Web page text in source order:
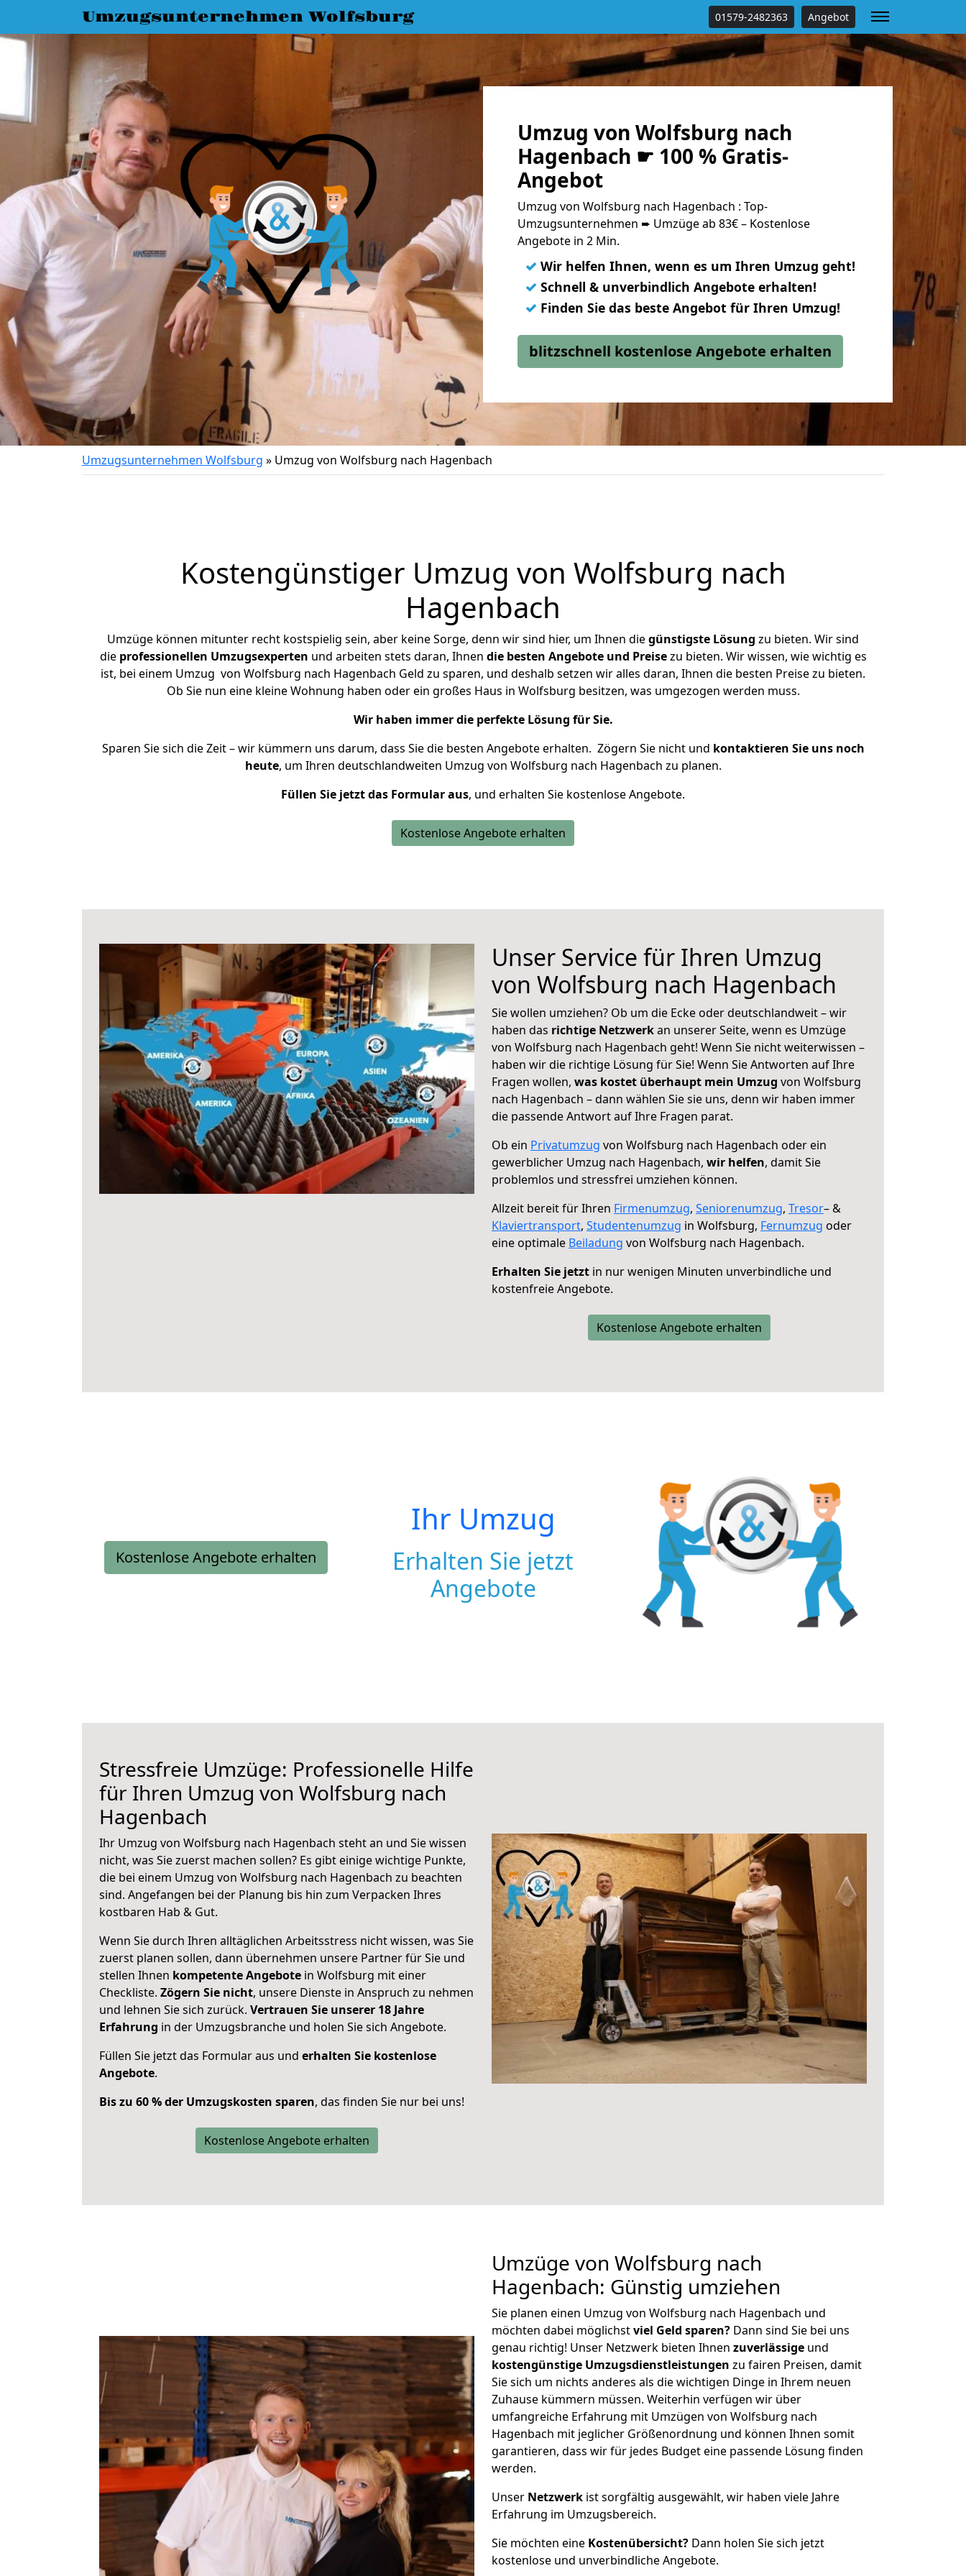
Umzugsunternehmen Wolfsburg 01579-2482363 Angebot
Umzug von Wolfsburg nach
Hagenbach ☛ 100 % Gratis-
Angebot
Umzug von Wolfsburg nach Hagenbach : Top-
Umzugsunternehmen ➨ Umzüge ab 83€ – Kostenlose
Angebote in 2 Min.
✓ Wir helfen Ihnen, wenn es um Ihren Umzug geht!
✓ Schnell & unverbindlich Angebote erhalten!
✓ Finden Sie das beste Angebot für Ihren Umzug!
blitzschnell kostenlose Angebote erhalten
Umzugsunternehmen Wolfsburg » Umzug von Wolfsburg nach Hagenbach
Kostengünstiger Umzug von Wolfsburg nach
Hagenbach
Umzüge können mitunter recht kostspielig sein, aber keine Sorge, denn wir sind hier, um Ihnen diegünstigste Lösung zu bieten. Wir sind
die professionellen Umzugsexperten und arbeiten stets daran, Ihnen die besten Angebote und Preisezu bieten. Wir wissen, wie wichtig es
ist, bei einem Umzug von Wolfsburg nach Hagenbach Geld zu sparen, und deshalb setzen wir alles daran, Ihnen die besten Preise zu bieten.
Ob Sie nun eine kleine Wohnung haben oder ein großes Haus in Wolfsburg besitzen, was umgezogen werden muss.
Wir haben immer die perfekte Lösung für Sie.
Sparen Sie sich die Zeit – wir kümmern uns darum, dass Sie die besten Angebote erhalten. Zögern Sie nicht und kontaktieren Sie uns noch
heute, um Ihren deutschlandweiten Umzug von Wolfsburg nach Hagenbach zu planen.
Füllen Sie jetzt das Formular aus, und erhalten Sie kostenlose Angebote.
Kostenlose Angebote erhalten
Unser Service für Ihren Umzug
von Wolfsburg nach Hagenbach
Sie wollen umziehen? Ob um die Ecke oder deutschlandweit – wir
haben das richtige Netzwerkan unserer Seite, wenn es Umzüge
von Wolfsburg nach Hagenbach geht! Wenn Sie nicht weiterwissen –
haben wir die richtige Lösung für Sie! Wenn Sie Antworten auf Ihre
Fragen wollen, was kostet überhaupt mein Umzug von Wolfsburg
nach Hagenbach – dann wählen Sie sie uns, denn wir haben immer
die passende Antwort auf Ihre Fragen parat.
Ob ein Privatumzug von Wolfsburg nach Hagenbach oder ein
gewerblicher Umzug nach Hagenbach, wir helfen, damit Sie
problemlos und stressfrei umziehen können.
Allzeit bereit für Ihren Firmenumzug, Seniorenumzug, Tresor– &
Klaviertransport, Studentenumzug in Wolfsburg, Fernumzug oder
eine optimale Beiladung von Wolfsburg nach Hagenbach.
Erhalten Sie jetzt in nur wenigen Minuten unverbindliche und
kostenfreie Angebote.
Kostenlose Angebote erhalten
Kostenlose Angebote erhalten
Ihr Umzug
Erhalten Sie jetzt
Angebote
Stressfreie Umzüge: Professionelle Hilfe
für Ihren Umzug von Wolfsburg nach
Hagenbach
Ihr Umzug von Wolfsburg nach Hagenbach steht an und Sie wissen
nicht, was Sie zuerst machen sollen? Es gibt einige wichtige Punkte,
die bei einem Umzug von Wolfsburg nach Hagenbach zu beachten
sind. Angefangen bei der Planung bis hin zum Verpacken Ihres
kostbaren Hab & Gut.
Wenn Sie durch Ihren alltäglichen Arbeitsstress nicht wissen, was Sie
zuerst planen sollen, dann übernehmen unsere Partner für Sie und
stellen Ihnen kompetente Angebote in Wolfsburg mit einer
Checkliste. Zögern Sie nicht, unsere Dienste in Anspruch zu nehmen
und lehnen Sie sich zurück. Vertrauen Sie unserer 18 Jahre
Erfahrung in der Umzugsbranche und holen Sie sich Angebote.
Füllen Sie jetzt das Formular aus und erhalten Sie kostenlose
Angebote.
Bis zu 60 % der Umzugskosten sparen, das finden Sie nur bei uns!
Kostenlose Angebote erhalten
Umzüge von Wolfsburg nach
Hagenbach: Günstig umziehen
Sie planen einen Umzug von Wolfsburg nach Hagenbach und
möchten dabei möglichstviel Geld sparen? Dann sind Sie bei uns
genau richtig! Unser Netzwerk bieten Ihnen zuverlässige und
kostengünstige Umzugsdienstleistungen zu fairen Preisen, damit
Sie sich um nichts anderes als die wichtigen Dinge in Ihrem neuen
Zuhause kümmern müssen. Weiterhin verfügen wir über
umfangreiche Erfahrung mit Umzügen von Wolfsburg nach
Hagenbach mit jeglicher Größenordnung und können Ihnen somit
garantieren, dass wir für jedes Budget eine passende Lösung finden
werden.
Unser Netzwerk ist sorgfältig ausgewählt, wir haben viele Jahre
Erfahrung im Umzugsbereich.
Sie möchten eine Kostenübersicht? Dann holen Sie sich jetzt
kostenlose und unverbindliche Angebote.